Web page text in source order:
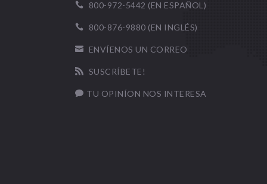
 800-972-5442 (EN ESPAÑOL)
 800-876-9880 (EN INGLÉS)
 ENVÍENOS UN CORREO
 SUSCRÍBETE!
 TU OPINÍON NOS INTERESA